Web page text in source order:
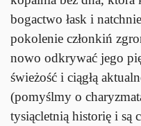
bogactwo łask i
pokolenie członkiń
nowo odkrywać jego
świeżość i ciągłą
(pomyślmy o
tysiącletnią historię i są